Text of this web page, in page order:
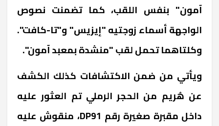
آمون" بنفس اللقب، كما تضمنت نصوص
الواجهة أسماء زوجتيه "إيزيس" و"تا-كافت".
وكلتاهما تحمل لقب "منشدة بمعبد آمون".
ويأتي من ضمن الاكتشافات كذلك الكشف
عن هُريم من الحجر الرمليتم العثور عليه
داخل مقبرة صغيرة رقم DP91، منقوش عليه